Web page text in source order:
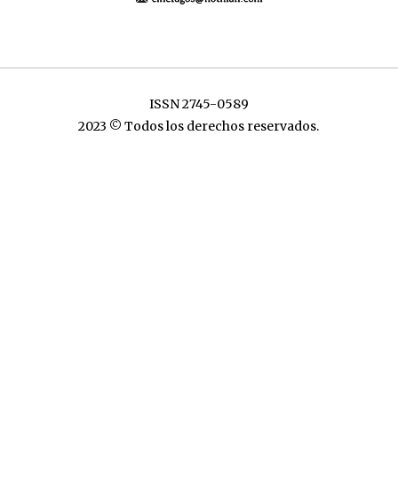
ISSN 2745-0589
2023 © Todos los derechos reservados.